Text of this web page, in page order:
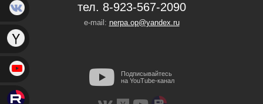
тел. 8-923-567-2090
e-mail: nerpa.op@yandex.ru
Подписывайтесь
на YouTube-канал